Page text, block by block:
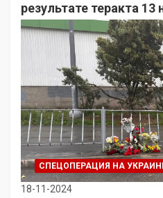
результате теракта 13
СПЕЦОПЕРАЦИЯ НА
18-11-2024